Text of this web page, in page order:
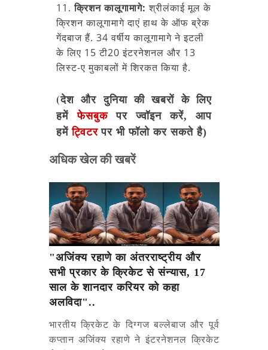
11.क्रिशन कालूगामागे: श्रीलंकाई मूल के
क्रिशन कालूगामागे दाएं हाथ के ऑफ ब्रेक
गेंदबाज हैं. 34 वर्षीय कालूगामागे ने इटली
के लिए 15 टी20 इंटरनेशनल और 13
लिस्ट-ए मुकाबलों में शिरकत किया है.
(देश और दुनिया की खबरों के लिए
हमेंफेसबुकपर ज्वॉइन करें, आप
हमेंट्विटर पर भी फॉलो कर सकते है)
अधिक खेल की खबरें
"अजिंक्य रहाणे का अंतरराष्ट्रीय और
सभी प्रकार के क्रिकेट से संन्यास, 17
साल के शानदार करियर को कहा
अलविदा"..
भारतीय क्रिकेट के दिग्गज बल्लेबाज और पूर्व
कप्तान अजिंक्य रहाणे ने इंटरनेशनल क्रिकेट